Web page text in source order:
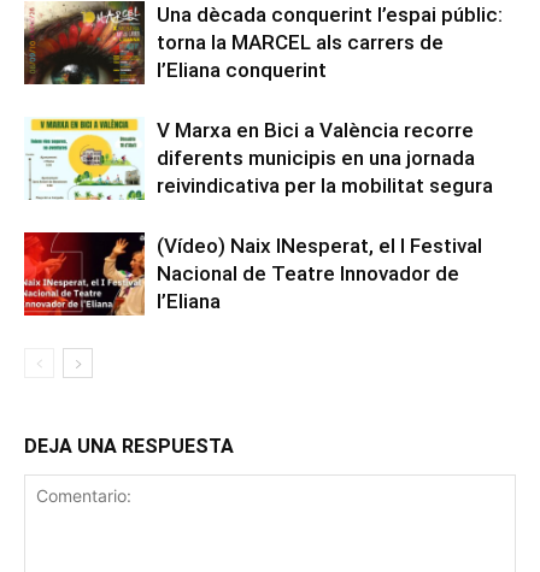
Una dècada conquerint l’espai públic:
torna la MARCEL als carrers de
l’Eliana conquerint
V Marxa en Bici a València recorre
diferents municipis en una jornada
reivindicativa per la mobilitat segura
(Vídeo) Naix INesperat, el I Festival
Nacional de Teatre Innovador de
l’Eliana
DEJA UNA RESPUESTA